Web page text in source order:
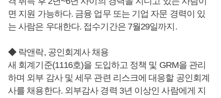
면 지원 가능하다. 금융 업무 또는 기업 자문 경력이 있
는 사람은 우대한다. 접수기간은 7월29일까지.
◆ 락앤락, 공인회계사 채용
새 회계기준(1116호)을 도입하고 정책 및 GRM을 관리
하며 외부 감사 및 세무 관련 리스크에 대응할 공인회계
사를 채용한다. 외부감사 경력 3년 이상인 사람에게 지